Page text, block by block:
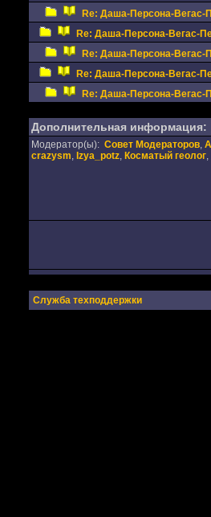
Re: Даша-Персона-Вегас-
Re: Даша-Персона-Вегас-
Re: Даша-Персона-Вегас-
Re: Даша-Персона-Вегас-
Re: Даша-Персона-Вегас-
Дополнительная информация:
Модератор(ы): Совет Модераторов,
crazysm, Izya_potz, Косматый геолог,
Служба техподдержки